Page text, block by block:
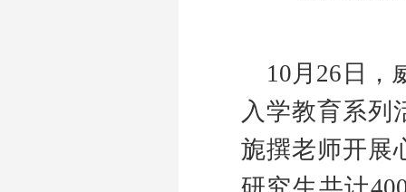
10 月 26 日，
入学教育系列
旎撰老师开展